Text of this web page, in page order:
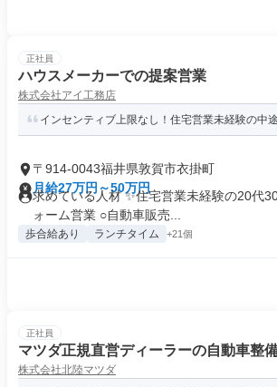
正社員
ハウスメーカーでの提案営業
株式会社アイ工務店
インセンティブ上限なし！住宅営業未経験の中
〒914-0043福井県敦賀市衣掛町
月給27万円～50万円
求めている人材 ✨住宅営業未経験の20代
ォーム営業 ○自動車販売...
歩合給あり ランチタイム +21個
正社員
マツダ正規直営ディーラーの自動車整
株式会社北陸マツダ